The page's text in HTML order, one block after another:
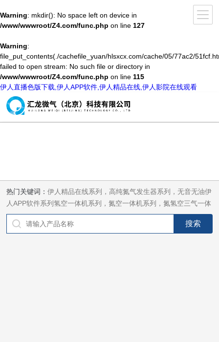
Warning: mkdir(): No space left on device in
/www/wwwroot/Z4.com/func.php on line 127
Warning:
file_put_contents(./cachefile_yuan/hlsxcx.com/cache/05/77ac2/
failed to open stream: No such file or directory in
/www/wwwroot/Z4.com/func.php on line 115
伊人直播色版下载,伊人APP软件,伊人精品在线,伊人影院在线观看
热门关键词：伊人精品在线系列，高纯氮气发生器系列，无音无油伊
人APP软件系列氢空一体机系列，氮空一体机系列，氮氢空三气一体
机系列，气体净化器系列，代理日本DKK-TOA水质分析，水质检测
仪器，代理南韩SitekPH/离子计，DO计，电导计，多功能计，